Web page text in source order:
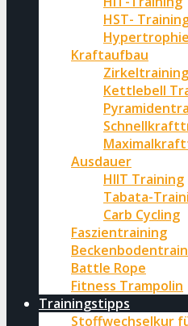
HST-
Kraftaufbau
Zirkeltraining
Kettlebell
Ausdauer
HIIT Training
Tabata-
Carb Cycling
Faszientraining
Battle Rope
Fitness Trampolin
Trainingstipps
Stoffwechselkur